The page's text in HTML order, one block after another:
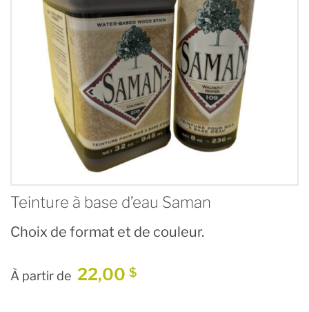
Teinture à base d’eau Saman
Choix de format et de couleur.
À partir de 22,00 $